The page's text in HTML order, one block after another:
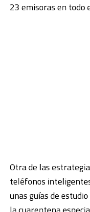
23 emisoras en todo
Otra de las
teléfonos
unas guías de